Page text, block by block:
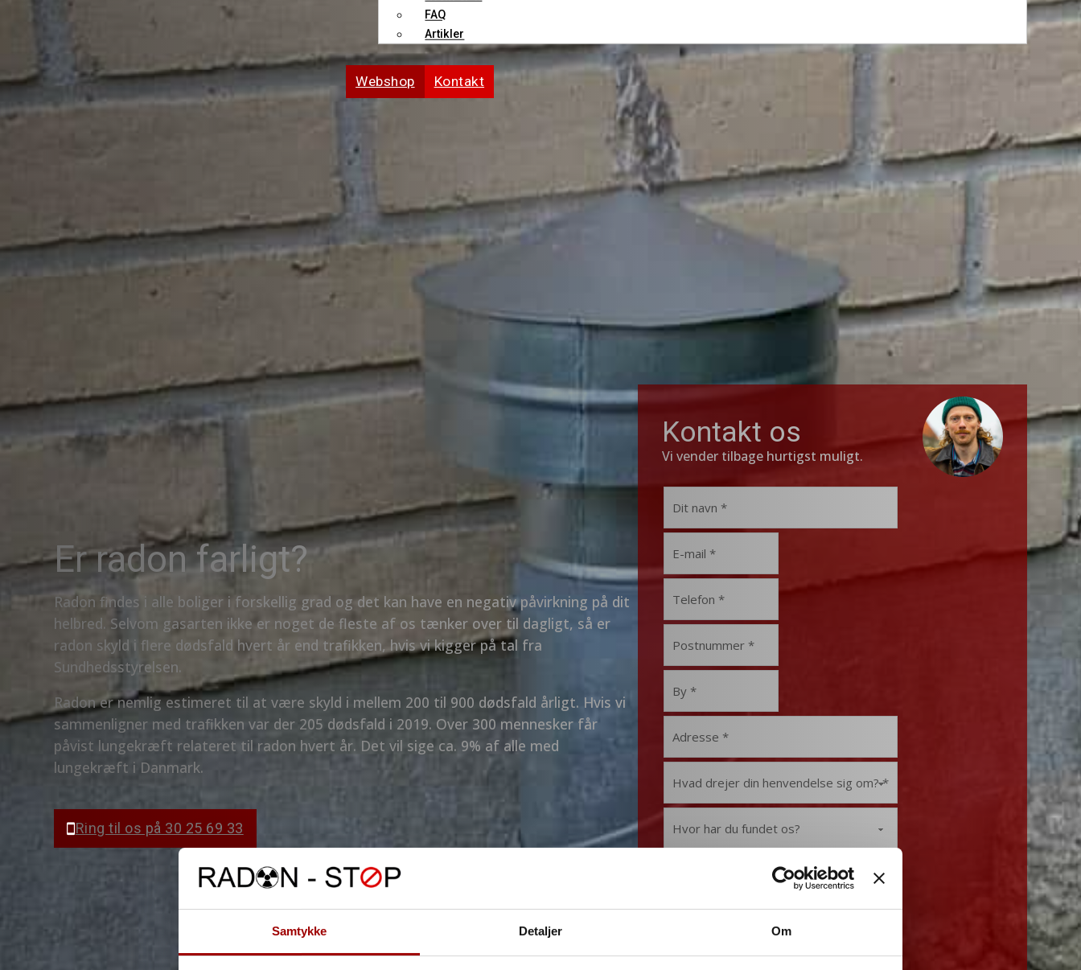
Samtykke Detaljer Om
FAQ
Artikler
Webshop Kontakt
Er radon farligt?
Radon findes i alle boliger i forskellig grad og det kan have en negativ påvirkning på dit
helbred. Selvom gasarten ikke er noget de fleste af os tænker over til dagligt, så er
radon skyld i flere dødsfald hvert år end trafikken, hvis vi kigger på tal fra
Sundhedsstyrelsen.
Radon er nemlig estimeret til at være skyld i mellem 200 til 900 dødsfald årligt. Hvis vi
sammenligner med trafikken var der 205 dødsfald i 2019. Over 300 mennesker får
påvist lungekræft relateret til radon hvert år. Det vil sige ca. 9% af alle med
lungekræft i Danmark.
Ring til os på 30 25 69 33
Kontakt os
Vi vender tilbage hurtigst muligt.